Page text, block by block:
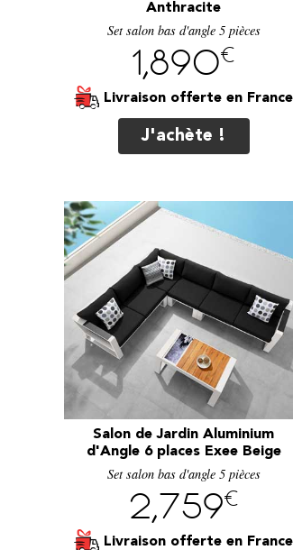
Anthracite
Set salon bas d'angle 5 pièces
1,890€
Livraison offerte
J'achète !
Salon de Jardin Aluminium
d'Angle 6 places Exee Beige
Set salon bas d'angle 5 pièces
2,759€
Livraison offerte